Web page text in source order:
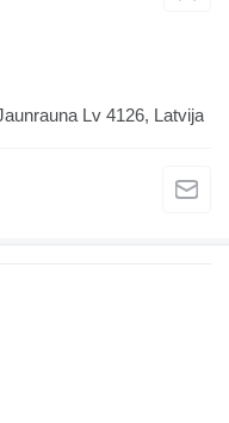
Lv 4126, Latvija